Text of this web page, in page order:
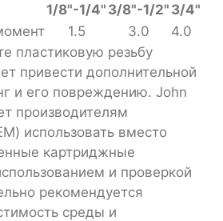
1/8"-1/4" 3/8"-1/2" 3/4"
1.5 3.0
4.0
пластиковую резьбу
привести дополнительной
и его повреждению. John
производителям
использовать вместо
картриджные
и проверкой
рекомендуется
среды и